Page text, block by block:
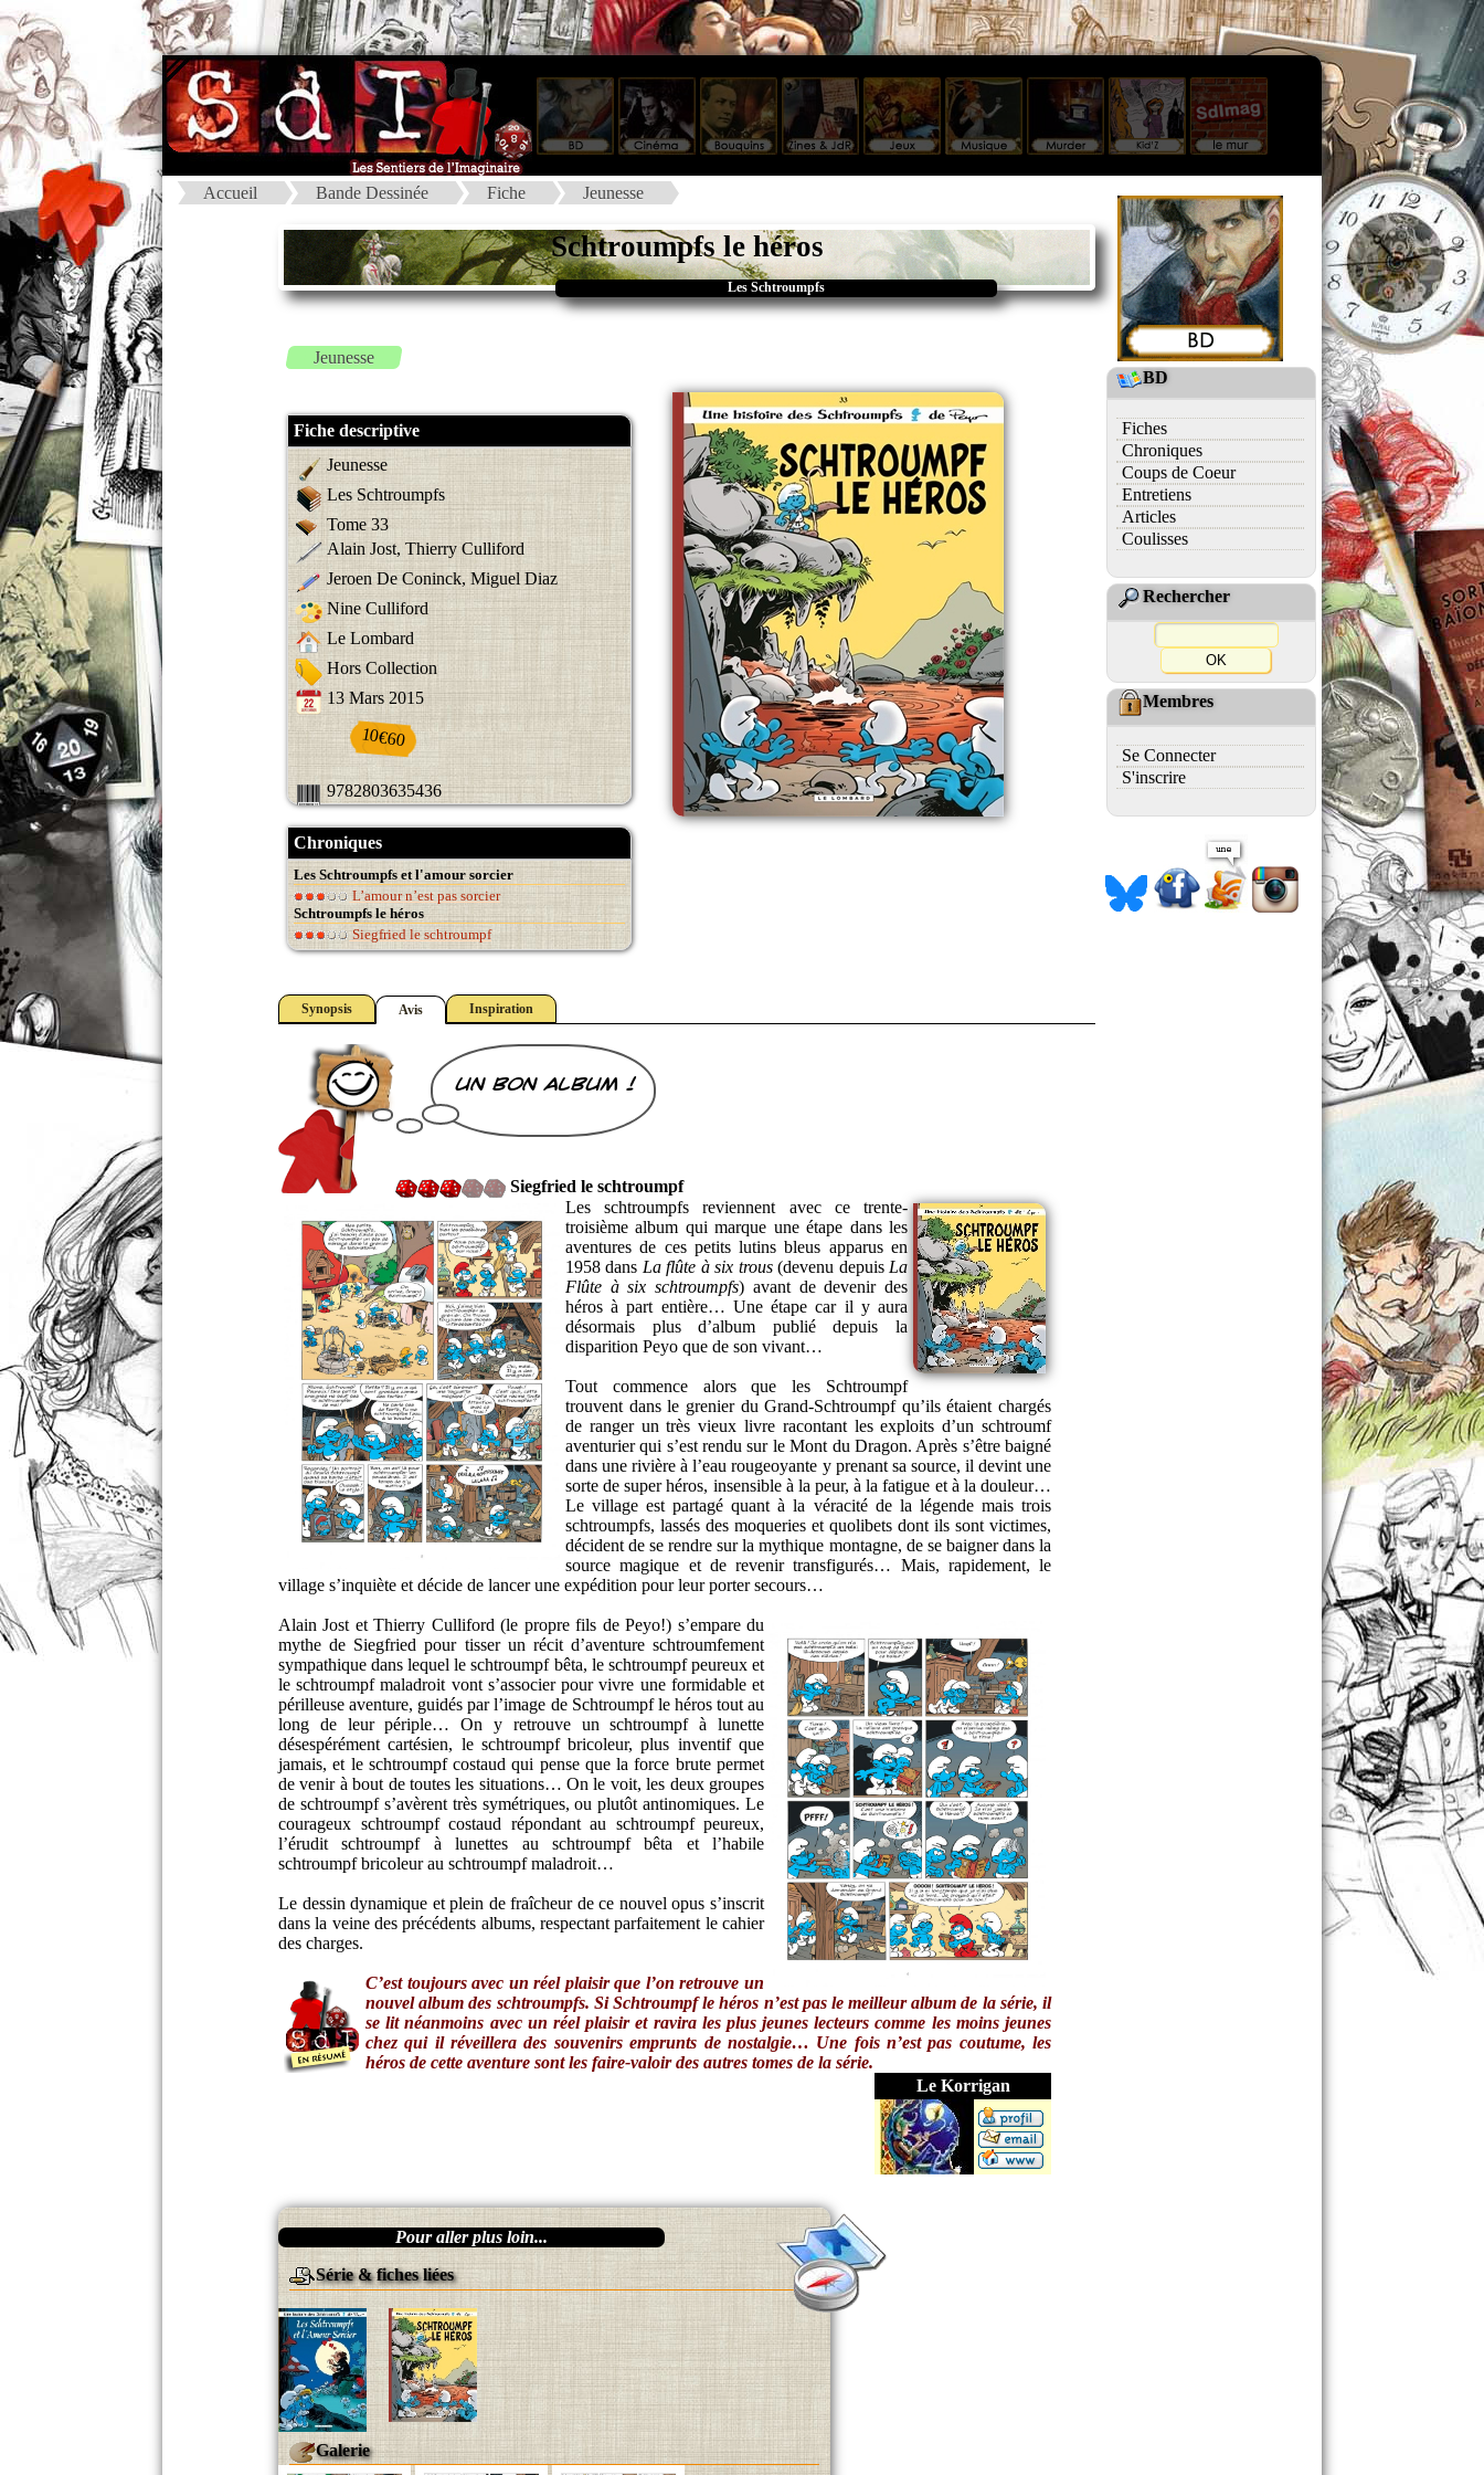
Accueil Bande Dessinée Fiche Jeunesse
Schtroumpfs le héros
Les Schtroumpfs
Jeunesse
Fiche descriptive
Jeunesse
Les Schtroumpfs
Tome 33
Alain Jost, Thierry Culliford
Jeroen De Coninck, Miguel Diaz
Nine Culliford
Le Lombard
Hors Collection
13 Mars 2015
10€60
9782803635436
Chroniques
Les Schtroumpfs et l'amour sorcier
L’amour n’est pas sorcier
Schtroumpfs le héros
Siegfried le schtroumpf
Synopsis Avis Inspiration
un bon album !
Siegfried le schtroumpf
Les schtroumpfs reviennent avec ce trente-
troisième album qui marque une étape dans les
aventures de ces petits lutins bleus apparus en
1958 dans La flûte à six trous(devenu depuis La
Flûte à six schtroumpfs) avant de devenir des
héros à part entière… Une étape car il y aura
désormais plus d’album publié depuis la
disparition Peyo que de son vivant…
Tout commence alors que les Schtroumpf
trouvent dans le grenier du Grand-Schtroumpf qu’ils étaient chargés
de ranger un très vieux livre racontant les exploits d’un schtroumf
aventurier qui s’est rendu sur le Mont du Dragon. Après s’être baigné
dans une rivière à l’eau rougeoyante y prenant sa source, il devint une
sorte de super héros, insensible à la peur, à la fatigue et à la douleur…
Le village est partagé quant à la véracité de la légende mais trois
schtroumpfs, lassés des moqueries et quolibets dont ils sont victimes,
décident de se rendre sur la mythique montagne, de se baigner dans la
source magique et de revenir transfigurés… Mais, rapidement, le
village s’inquiète et décide de lancer une expédition pour leur porter secours…
Alain Jost et Thierry Culliford (le propre fils de Peyo!) s’empare du
mythe de Siegfried pour tisser un récit d’aventure schtroumfement
sympathique dans lequel le schtroumpf bêta, le schtroumpf peureux et
le schtroumpf maladroit vont s’associer pour vivre une formidable et
périlleuse aventure, guidés par l’image de Schtroumpf le héros tout au
long de leur périple… On y retrouve un schtroumpf à lunette
désespérément cartésien, le schtroumpf bricoleur, plus inventif que
jamais, et le schtroumpf costaud qui pense que la force brute permet
de venir à bout de toutes les situations… On le voit, les deux groupes
de schtroumpf s’avèrent très symétriques, ou plutôt antinomiques. Le
courageux schtroumpf costaud répondant au schtroumpf peureux,
l’érudit schtroumpf à lunettes au schtroumpf bêta et l’habile
schtroumpf bricoleur au schtroumpf maladroit…
Le dessin dynamique et plein de fraîcheur de ce nouvel opus s’inscrit
dans la veine des précédents albums, respectant parfaitement le cahier
des charges.
C’est toujours avec un réel plaisir que l’on retrouve un
nouvel album des schtroumpfs. SiSchtroumpf le héros n’est pas le meilleur album de la série, il
se lit néanmoins avec un réel plaisir et ravira les plus jeunes lecteurs comme les moins jeunes
chez qui il réveillera des souvenirs emprunts de nostalgie… Une fois n’est pas coutume, les
héros de cette aventure sont les faire-valoir des autres tomes de la série.
Le Korrigan
Pour aller plus loin...
Série & fiches liées
Galerie
BD
Fiches
Chroniques
Coups de Coeur
Entretiens
Articles
Coulisses
Rechercher
Membres
Se Connecter
S'inscrire